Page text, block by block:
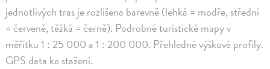
jednotlivých tras je rozlišena barevně (lehká = modře, střední
= červeně, těžká = černě). Podrobné turistické mapy v
měřítku 1 : 25 000 a 1 : 200 000. Přehledné výškové profily.
GPS data ke stažení.